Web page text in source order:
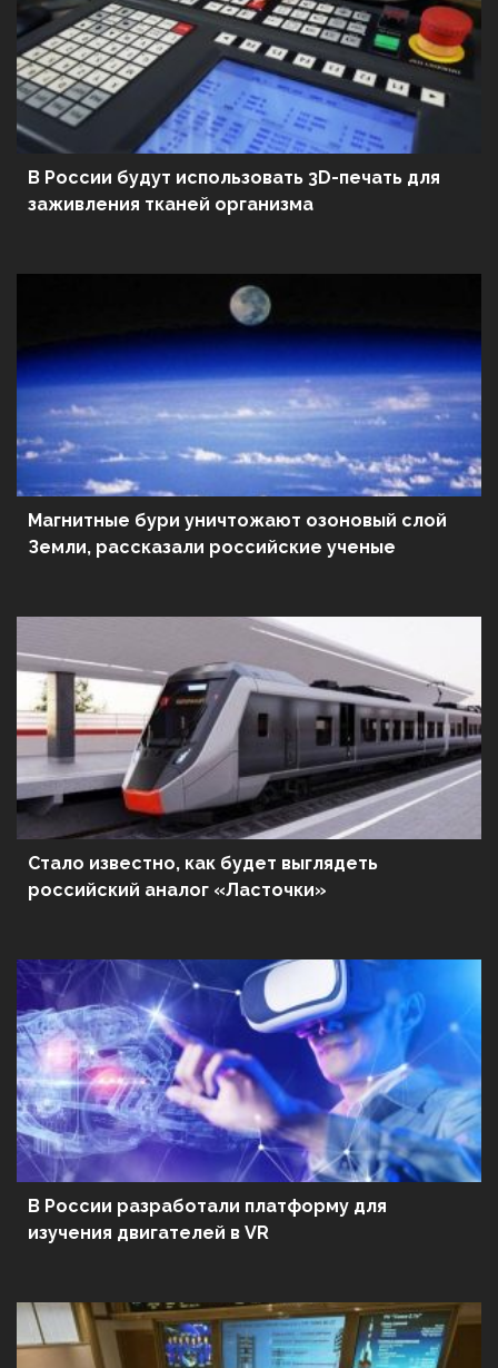
В России будут использовать 3D-печать для
заживления тканей организма
Магнитные бури уничтожают озоновый слой
Земли, рассказали российские ученые
Стало известно, как будет выглядеть
российский аналог «Ласточки»
В России разработали платформу для
изучения двигателей в VR